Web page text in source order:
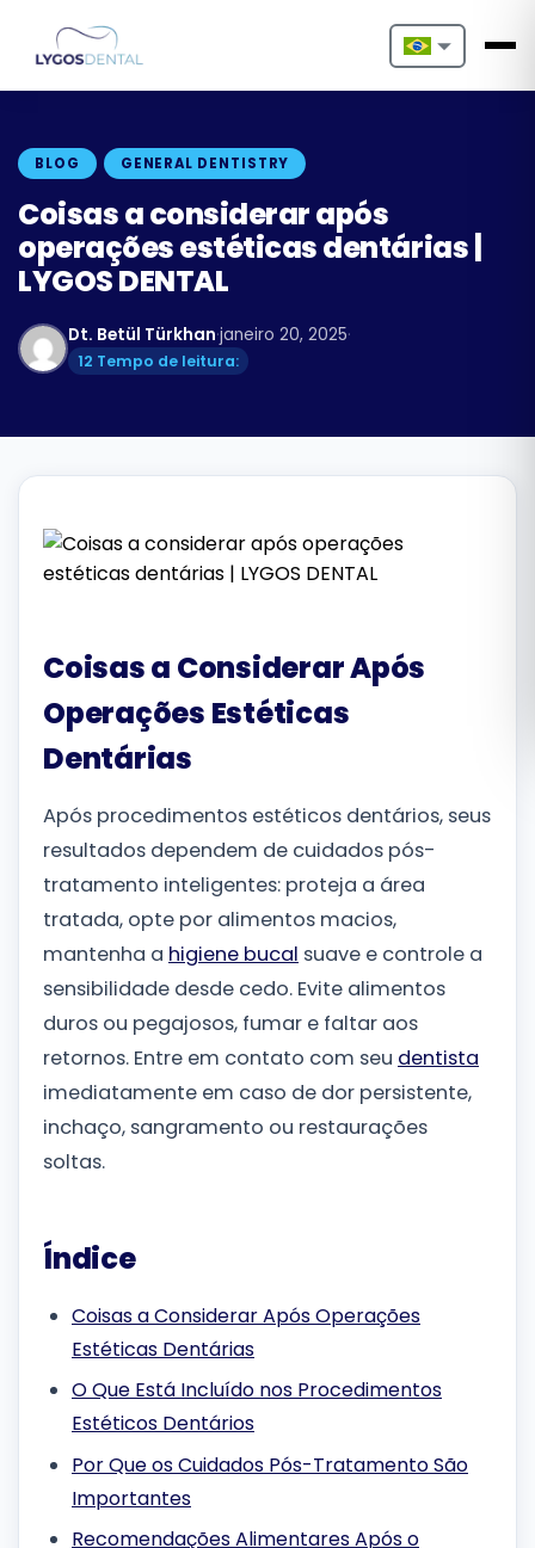
Nederlands
Deutsch
Italiano
BLOG GENERAL DENTISTRY
Coisas a considerar após
operações estéticas dentárias |
LYGOS DENTAL
Dt. Betül Türkhan·janeiro 20, 2025·
12 Tempo de leitura:
Coisas a Considerar Após
Operações Estéticas
Dentárias
Após procedimentos estéticos dentários, seus
resultados dependem de cuidados pós-
tratamento inteligentes: proteja a área
tratada, opte por alimentos macios,
mantenha a higiene bucal suave e controle a
sensibilidade desde cedo. Evite alimentos
duros ou pegajosos, fumar e faltar aos
retornos. Entre em contato com seu dentista
imediatamente em caso de dor persistente,
inchaço, sangramento ou restaurações
soltas.
Índice
Coisas a Considerar Após Operações
Estéticas Dentárias
O Que Está Incluído nos Procedimentos
Estéticos Dentários
Por Que os Cuidados Pós-Tratamento São
Importantes
Recomendações Alimentares Após o